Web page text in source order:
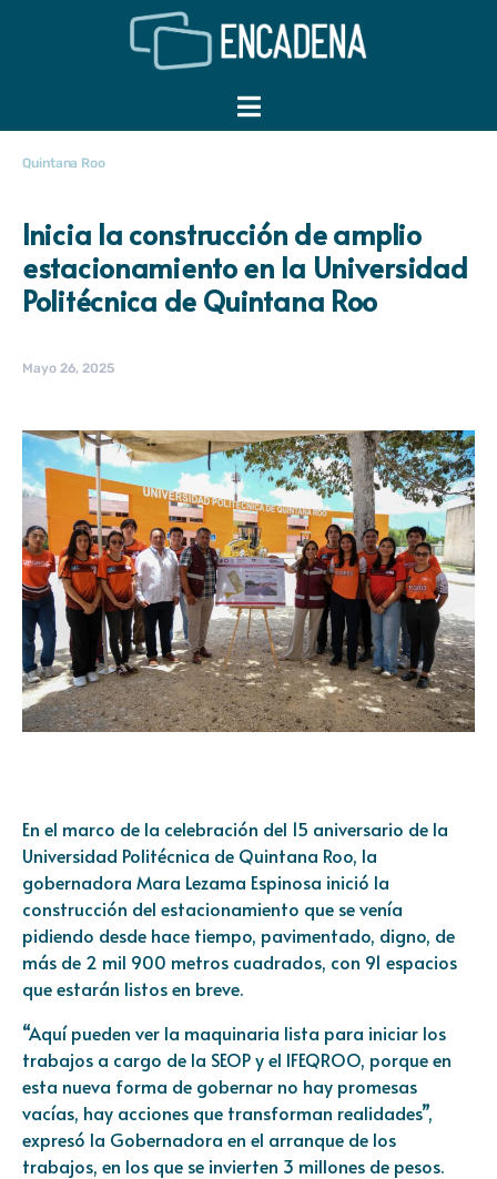
Quintana Roo
Inicia la construcción de amplio
estacionamiento en la Universidad
Politécnica de Quintana Roo
Mayo 26, 2025
En el marco de la celebración del 15 aniversario de la
Universidad Politécnica de Quintana Roo, la
gobernadora Mara Lezama Espinosa inició la
construcción del estacionamiento que se venía
pidiendo desde hace tiempo, pavimentado, digno, de
más de 2 mil 900 metros cuadrados, con 91 espacios
que estarán listos en breve.
“Aquí pueden ver la maquinaria lista para iniciar los
trabajos a cargo de la SEOP y el IFEQROO, porque en
esta nueva forma de gobernar no hay promesas
vacías, hay acciones que transforman realidades”,
expresó la Gobernadora en el arranque de los
trabajos, en los que se invierten 3 millones de pesos.